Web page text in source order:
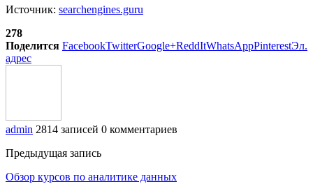
Источник: searchengines.guru
278
Поделится FacebookTwitterGoogle+ReddItWhatsAppPinterestЭл.
адрес
admin 2814 записей 0 комментариев
Предыдущая запись
Обзор курсов по аналитике данных